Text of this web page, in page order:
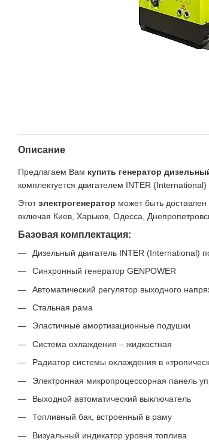
Описание
Предлагаем Вам купить генератор
комплектуется двигателем INTER
Этотэлектрогенератор может быть
включая Киев, Харьков, Одесса,
Базовая комплектация:
Дизельный двигатель INTER (International)
Синхронный генератор GENPOWER
Автоматический регулятор выходного
Стальная рама
Эластичные амортизационные подушки
Система охлаждения – жидкостная
Радиатор системы охлаждения в
Электронная микропроцессорная панель
Выходной автоматический выключатель
Топливный бак, встроенный в раму
Визуальный индикатор уровня топлива